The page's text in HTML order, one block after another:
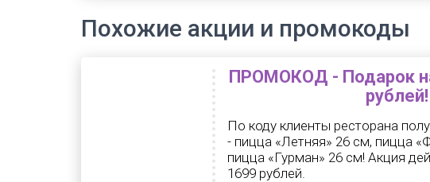
Похожие акции и промокоды
ПРОМОКОД - Подарок
рублей!
По коду клиенты ресторана
- пицца «Летняя» 26 см, пицца
пицца «Гурман» 26 см! Акция
1699 рублей.